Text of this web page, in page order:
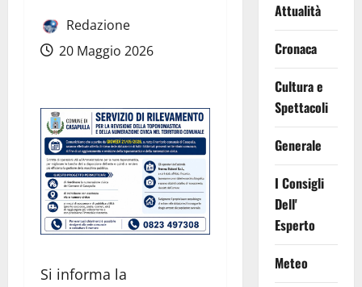
Redazione
20 Maggio 2026
Si informa la
Attualità
Cronaca
Cultura e
Spettacoli
Generale
I Consigli
Dell'
Esperto
Meteo